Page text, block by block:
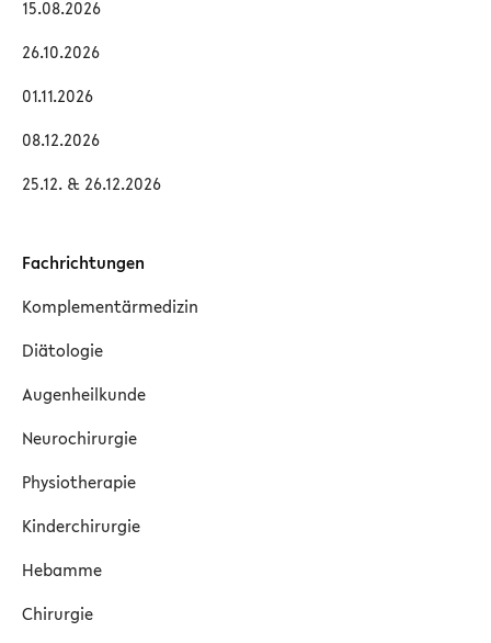
15.08.2026
26.10.2026
01.11.2026
08.12.2026
25.12. & 26.12.2026
Fachrichtungen
Komplementärmedizin
Diätologie
Augenheilkunde
Neurochirurgie
Physiotherapie
Kinderchirurgie
Hebamme
Chirurgie